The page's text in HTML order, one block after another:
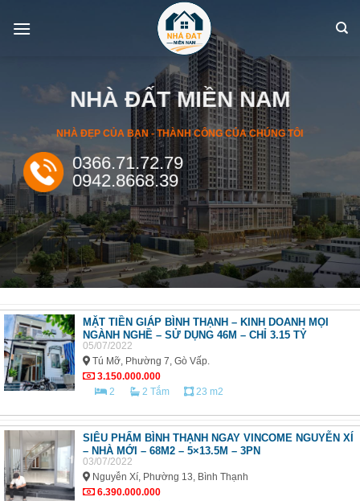
NHÀ ĐẤT MIỀN NAM
NHÀ ĐẸP CỦA BẠN - THÀNH CÔNG CỦA CHÚNG TÔI
0366.71.72.79
0942.8668.39
MẶT TIỀN GIÁP BÌNH THẠNH – KINH DOANH MỌI
NGÀNH NGHỀ – SỬ DỤNG 46M – CHỈ 3.15 TỶ
05/07/2022
Tú Mỡ, Phường 7, Gò Vấp.
3.150.000.000
2
2 Tắm 23 m2
SIÊU PHẨM BÌNH THẠNH NGAY VINCOME NGUYỄN XÍ
– NHÀ MỚI – 68M2 – 5×13.5M – 3PN
03/07/2022
Nguyễn Xí, Phường 13, Bình Thạnh
6.390.000.000